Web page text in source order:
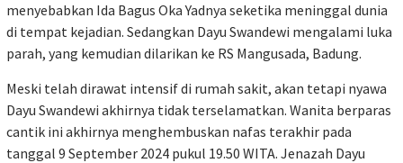
menyebabkan Ida Bagus Oka Yadnya seketika meninggal dunia
di tempat kejadian. Sedangkan Dayu Swandewi mengalami luka
parah, yang kemudian dilarikan ke RS Mangusada, Badung.
Meski telah dirawat intensif di rumah sakit, akan tetapi nyawa
Dayu Swandewi akhirnya tidak terselamatkan. Wanita berparas
cantik ini akhirnya menghembuskan nafas terakhir pada
tanggal 9 September 2024 pukul 19.50 WITA. Jenazah Dayu